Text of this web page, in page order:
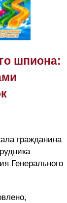
шпиона:
гражданина
Генерального